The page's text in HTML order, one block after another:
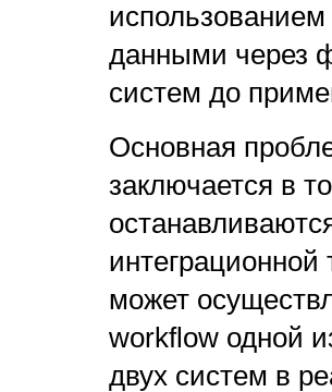
данными через
систем до
Основная
заключается в
интеграционной
может
workflow одной
двух систем в